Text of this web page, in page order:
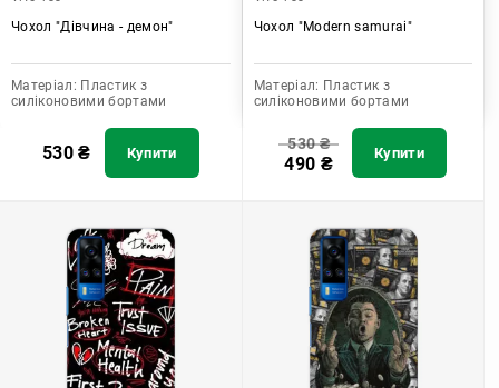
Чохол "Дівчина - демон"
Матеріал: Пластик з
силіконовими бортами
530₴ Купити
Чохол "Modern samurai"
Матеріал: Пластик з
силіконовими бортами
530₴
490 ₴ Купити